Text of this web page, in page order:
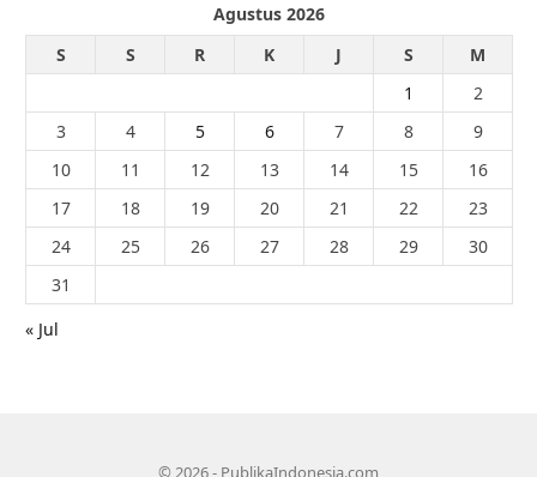
Agustus 2026
S
S R K J S
M
1
2
3
4 5 6 7 8
9
10
11 12 13 14 15
16
17
18 19 20 21 22
23
24
25 26 27 28 29
30
31
« Jul
© 2026 - PublikaIndonesia.com